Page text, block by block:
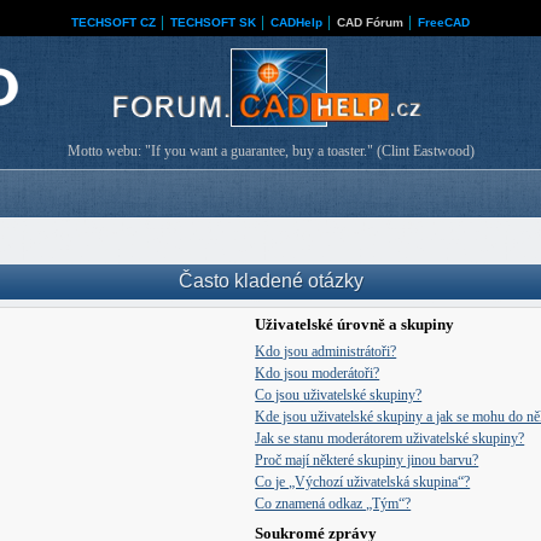
TECHSOFT CZ TECHSOFT SK CADHelp CAD Fórum FreeCAD
Motto webu: "If you want a guarantee, buy a toaster." (Clint Eastwood)
Často kladené otázky
Uživatelské úrovně a skupiny
Kdo jsou administrátoři?
Kdo jsou moderátoři?
Co jsou uživatelské skupiny?
Kde jsou uživatelské skupiny a jak se mohu do
Jak se stanu moderátorem uživatelské skupiny?
Proč mají některé skupiny jinou barvu?
Co je „Výchozí uživatelská skupina“?
Co znamená odkaz „Tým“?
Soukromé zprávy